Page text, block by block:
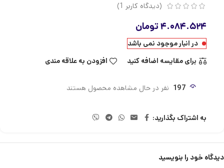
(دیدگاه کاربر 1
)
۴.۰۸۴.۵۲۴تومان
در انبار موجود نمی باشد
برای مقایسه اضافه کنید
افزودن به علاقه مندی
197 نفر در حال مشاهده محصول هستند
به اشتراک بگذارید:
دیدگاه خود را بنویسید